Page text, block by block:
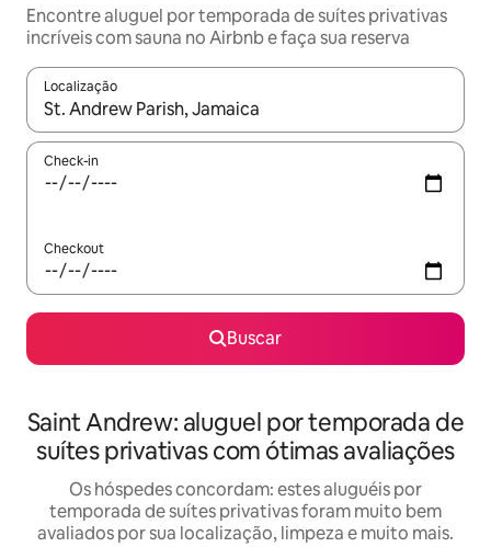
Encontre aluguel por temporada de suítes privativas
incríveis com sauna no Airbnb e faça sua reserva
Localização
Quando os resultados estiverem disponíveis, explore-os
Check-in
Checkout
Buscar
Saint Andrew: aluguel por temporada de
suítes privativas com ótimas avaliações
Os hóspedes concordam: estes aluguéis por
temporada de suítes privativas foram muito bem
avaliados por sua localização, limpeza e muito mais.